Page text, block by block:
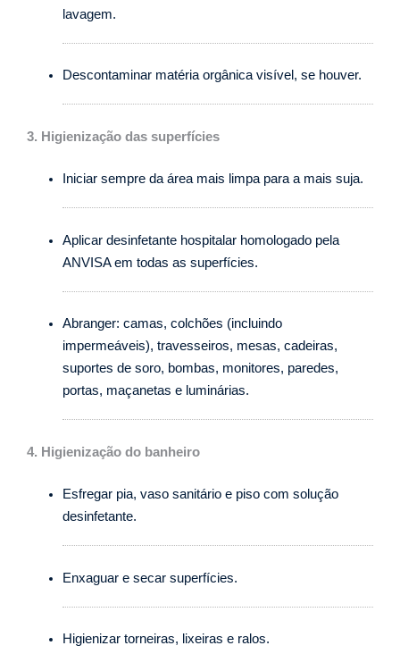
lavagem.
Descontaminar matéria orgânica visível, se houver.
3. Higienização das superfícies
Iniciar sempre da área mais limpa para a mais suja.
Aplicar desinfetante hospitalar homologado pela
ANVISA em todas as superfícies.
Abranger: camas, colchões (incluindo
impermeáveis), travesseiros, mesas, cadeiras,
suportes de soro, bombas, monitores, paredes,
portas, maçanetas e luminárias.
4. Higienização do banheiro
Esfregar pia, vaso sanitário e piso com solução
desinfetante.
Enxaguar e secar superfícies.
Higienizar torneiras, lixeiras e ralos.